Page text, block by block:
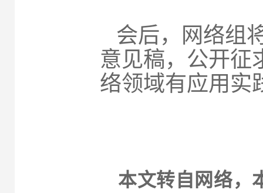
会后，网络组
意见稿，公开征
络领域有应用实
本文转自网络，